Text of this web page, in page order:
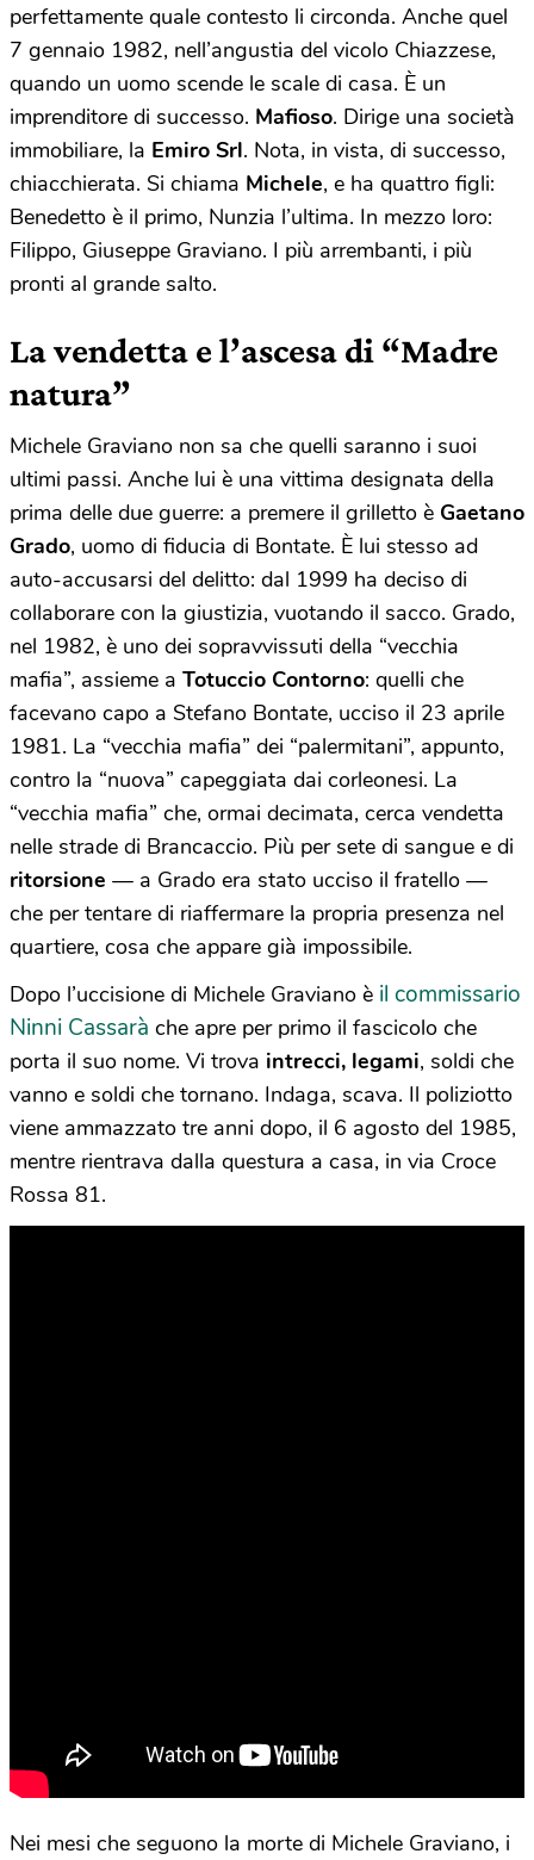
perfettamente quale contesto li circonda. Anche quel
7 gennaio 1982, nell’angustia del vicolo Chiazzese,
quando un uomo scende le scale di casa. È un
imprenditore di successo. Mafioso. Dirige una società
immobiliare, la Emiro Srl. Nota, in vista, di successo,
chiacchierata. Si chiama Michele, e ha quattro figli:
Benedetto è il primo, Nunzia l’ultima. In mezzo loro:
Filippo, Giuseppe Graviano. I più arrembanti, i più
pronti al grande salto.
La vendetta e l’ascesa di “Madre
natura”
Michele Graviano non sa che quelli saranno i suoi
ultimi passi. Anche lui è una vittima designata della
prima delle due guerre: a premere il grilletto è Gaetano
Grado, uomo di fiducia di Bontate. È lui stesso ad
auto-accusarsi del delitto: dal 1999 ha deciso di
collaborare con la giustizia, vuotando il sacco. Grado,
nel 1982, è uno dei sopravvissuti della “vecchia
mafia”, assieme a Totuccio Contorno: quelli che
facevano capo a Stefano Bontate, ucciso il 23 aprile
1981. La “vecchia mafia” dei “palermitani”, appunto,
contro la “nuova” capeggiata dai corleonesi. La
“vecchia mafia” che, ormai decimata, cerca vendetta
nelle strade di Brancaccio. Più per sete di sangue e di
ritorsione — a Grado era stato ucciso il fratello —
che per tentare di riaffermare la propria presenza nel
quartiere, cosa che appare già impossibile.
Dopo l’uccisione di Michele Graviano è il commissario
Ninni Cassarà che apre per primo il fascicolo che
porta il suo nome. Vi trova intrecci, legami, soldi che
vanno e soldi che tornano. Indaga, scava. Il poliziotto
viene ammazzato tre anni dopo, il 6 agosto del 1985,
mentre rientrava dalla questura a casa, in via Croce
Rossa 81.
Nei mesi che seguono la morte di Michele Graviano, i